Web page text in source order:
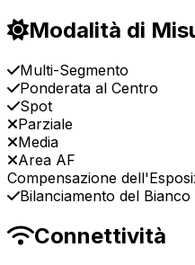
Modalità di
Multi-Segmento
Ponderata al Centro
Spot
Parziale
Media
Area AF
Compensazione
Bilanciamento del
Connettività